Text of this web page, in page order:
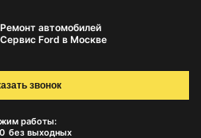
Ремонт автомобилей
Сервис Ford в Москве
работы:
без выходных
звонок